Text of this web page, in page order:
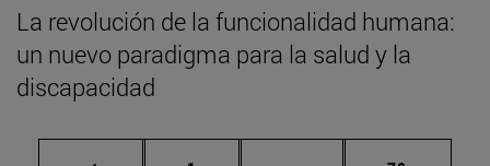
La revolución de la funcionalidad humana:
un nuevo paradigma para la salud y la
discapacidad